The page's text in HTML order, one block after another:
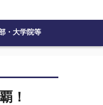
・大学院等
！